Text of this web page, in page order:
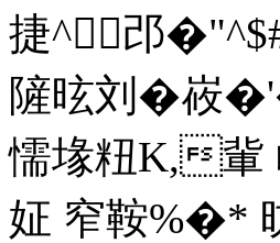
捷^邔
隡昡刘�
懦堟粈K,軰
姃 窄鞍%�*